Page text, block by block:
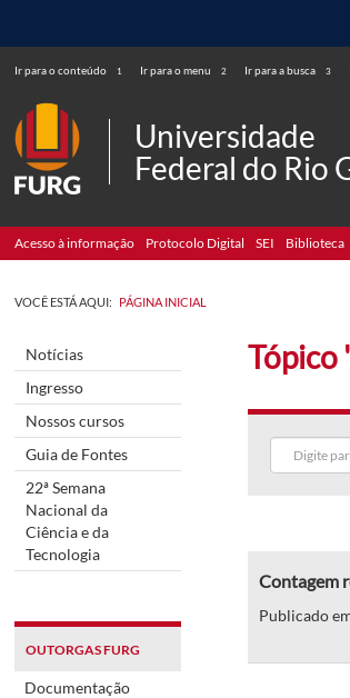
Ir para o conteúdo 1 Ir para o menu 2 Ir para a busca 3
Universidade
Federal do Rio
Acesso à informação Protocolo Digital SEI Biblioteca
VOCÊ ESTÁ AQUI: PÁGINA INICIAL
Notícias
Ingresso
Nossos cursos
Guia de Fontes
22ª Semana
Nacional da
Ciência e da
Tecnologia
OUTORGAS FURG
Documentação
Tópico
Contagem
Publicado